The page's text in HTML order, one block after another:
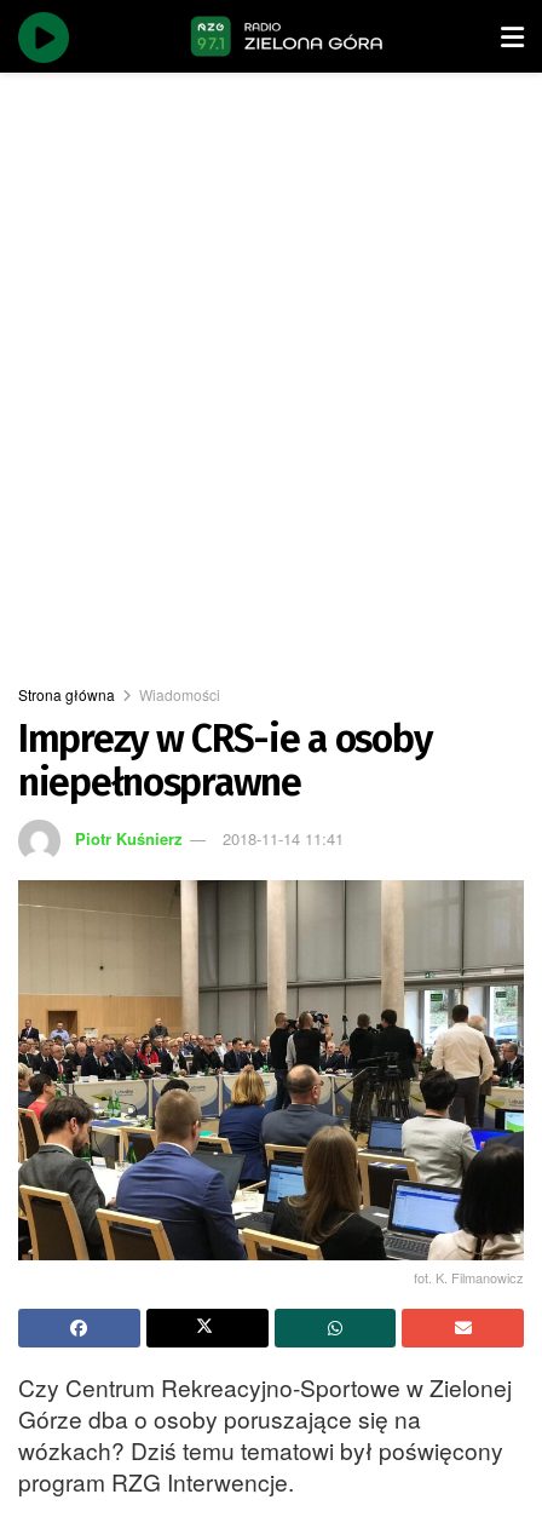
Strona główna Wiadomości
Imprezy w CRS-ie a osoby
niepełnosprawne
Piotr Kuśnierz 2018-11-14 11:41
fot. K. Filmanowicz
Czy Centrum Rekreacyjno-Sportowe w Zielonej
Górze dba o osoby poruszające się na
wózkach? Dziś temu tematowi był poświęcony
program RZG Interwencje.